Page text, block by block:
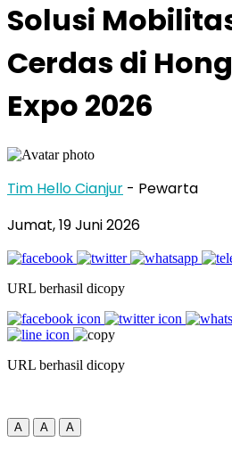
Solusi
Cerdas di
Expo 2026
Tim Hello Cianjur - Pewarta
Jumat, 19 Juni 2026
URL berhasil dicopy
URL berhasil dicopy
A A A